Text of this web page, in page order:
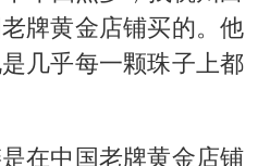
牌黄金店铺买的。他
几乎每一颗珠子上都
在中国老牌黄金店铺